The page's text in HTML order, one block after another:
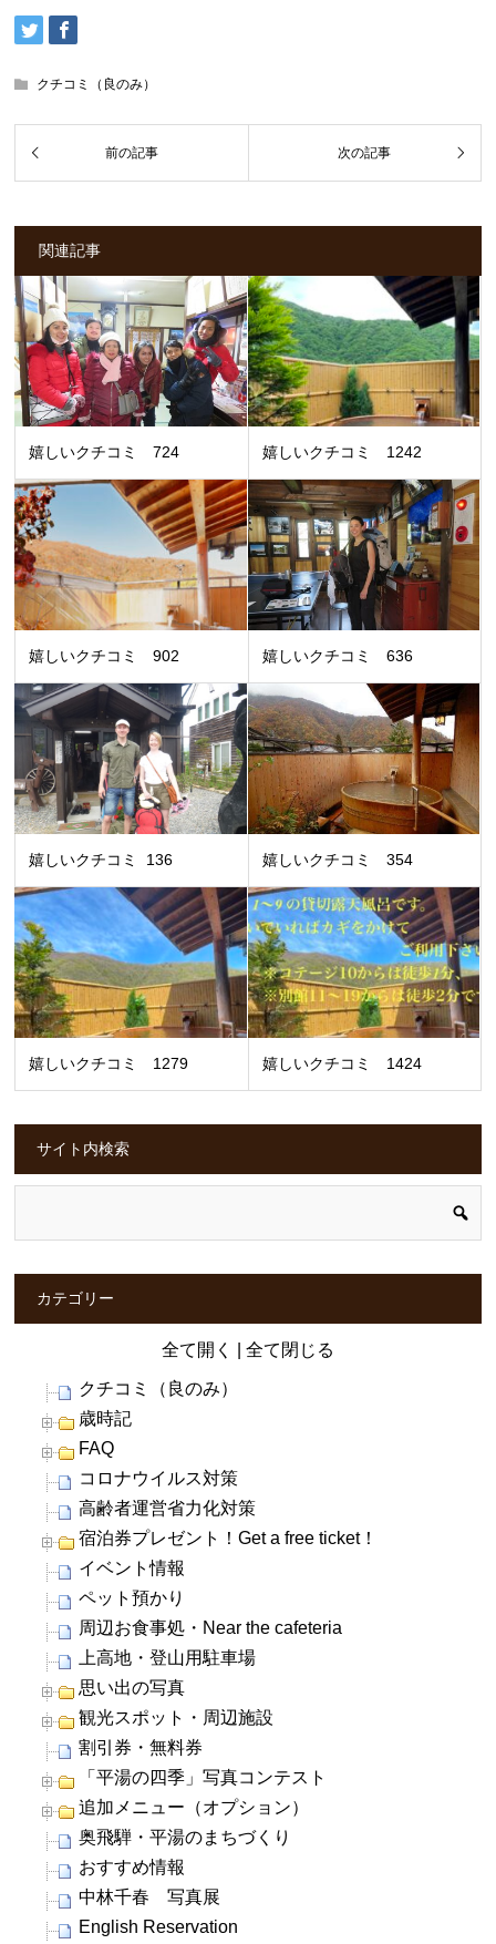
クチコミ（良のみ）
関連記事
嬉しいクチコミ 724 嬉しいクチコミ 1242
嬉しいクチコミ 902 嬉しいクチコミ 636
嬉しいクチコミ 136 嬉しいクチコミ 354
嬉しいクチコミ 1279 嬉しいクチコミ 1424
サイト内検索
カテゴリー
全て開く 全て閉じる
クチコミ（良のみ）
歳時記
FAQ
コロナウイルス対策
高齢者運営省力化対策
宿泊券プレゼント！Get a free ticket！
イベント情報
ペット預かり
周辺お食事処・Near the cafeteria
上高地・登山用駐車場
思い出の写真
観光スポット・周辺施設
割引券・無料券
「平湯の四季」写真コンテスト
追加メニュー（オプション）
奥飛騨・平湯のまちづくり
おすすめ情報
中林千春 写真展
English Reservation